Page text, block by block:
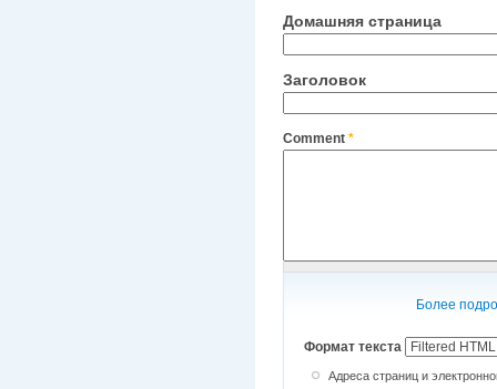
Домашняя страница
Заголовок
Comment *
Более
Формат текста
Адреса страниц и